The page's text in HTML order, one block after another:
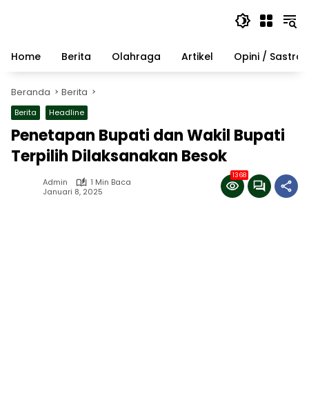
Home
Berita Olahraga Artikel Opini / Sastra
Beranda Berita
Berita Headline
Penetapan Bupati dan Wakil Bupati
Terpilih Dilaksanakan Besok
Admin
1 Min Baca
Januari 8, 2025
1368